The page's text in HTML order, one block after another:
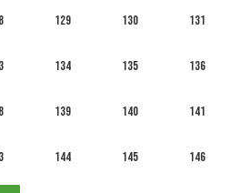
129 130 131
134 135 136
139 140 141
144 145 146